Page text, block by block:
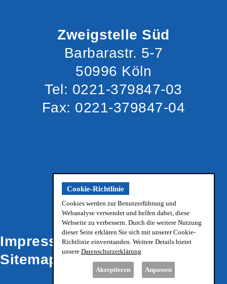
Zweigstelle Süd
Barbarastr. 5-7
50996 Köln
Tel: 0221-379847-03
Fax: 0221-379847-04
Impressum Datenschutz
Sitemap
Cookie-Richtlinie
Cookies werden zur Benutzerführung und
Webanalyse verwendet und helfen dabei, diese
Webseite zu verbessern. Durch die weitere Nutzung
dieser Seite erklären Sie sich mit unserer Cookie-
Richtlinie einverstanden. Weitere Details bietet
unsere Datenschutzerklärung
Akzeptieren Anpassen